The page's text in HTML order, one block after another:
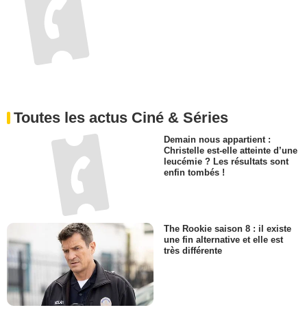
Toutes les actus Ciné & Séries
Demain nous appartient :
Christelle est-elle atteinte d’une
leucémie ? Les résultats sont
enfin tombés !
The Rookie saison 8 : il existe
une fin alternative et elle est
très différente